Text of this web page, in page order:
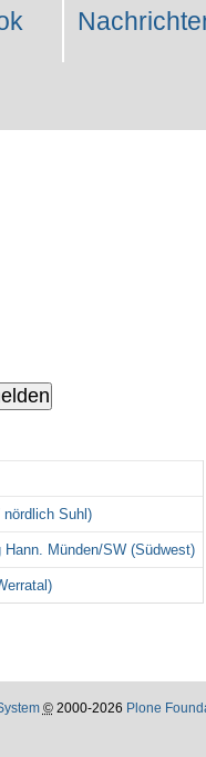
Suhl)
Münden/SW (Südwest)
©2000-2026 Plone